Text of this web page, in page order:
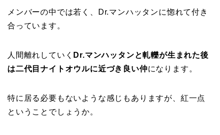
メンバーの中では若く、Dr.マンハッタンに惚れて付き
合っています。
人間離れしていく Dr.マンハッタンと軋轢が生まれた後
は二代目ナイトオウルに近づき良い仲になります。
特に居る必要もないような感じもありますが、紅一点
ということでしょうか。